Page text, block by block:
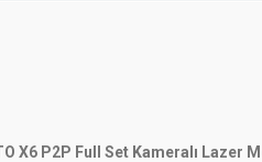
X6 P2P Full Set Kameralı Lazer